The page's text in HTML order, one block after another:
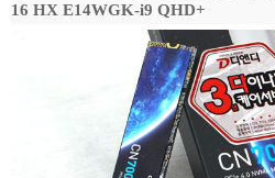
16 HX E14WGK-i9 QHD+